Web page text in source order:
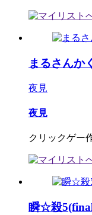
まるさんか
夜見
夜見
クリックゲー
瞬☆殺